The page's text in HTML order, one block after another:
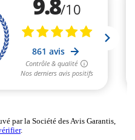
par la Société des Avis Garantis,
.